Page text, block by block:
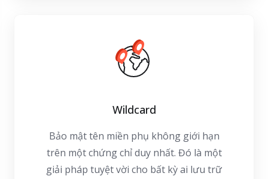
Wildcard
Bảo mật tên miền phụ không giới hạn
trên một chứng chỉ duy nhất. Đó là một
giải pháp tuyệt vời cho bất kỳ ai lưu trữ